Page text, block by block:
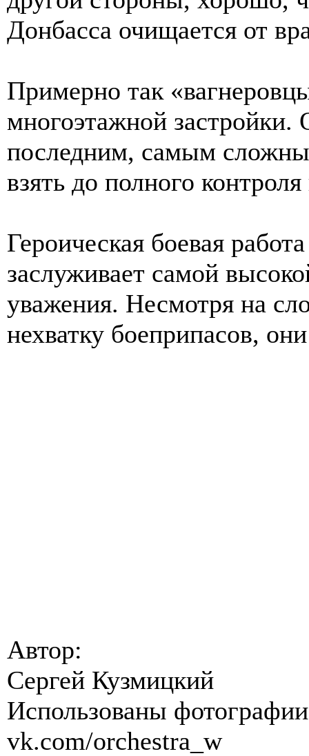
Донбасса очищается от
Примерно так
многоэтажной застройки.
последним, самым
взять до полного
Героическая боевая
заслуживает самой
уважения. Несмотря на
нехватку боеприпасов,
Автор:
Сергей Кузмицкий
Использованы
vk.com/orchestra_w